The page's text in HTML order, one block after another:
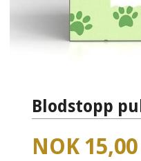
Blodstopp
Tilbud
NOK 15,00